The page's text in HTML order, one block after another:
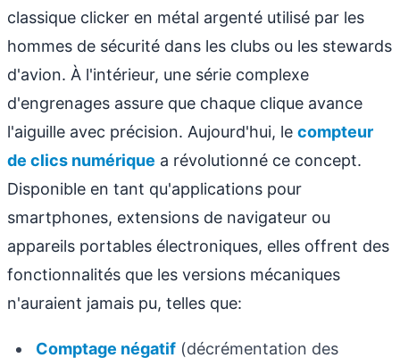
classique clicker en métal argenté utilisé par les
hommes de sécurité dans les clubs ou les stewards
d'avion. À l'intérieur, une série complexe
d'engrenages assure que chaque clique avance
l'aiguille avec précision. Aujourd'hui, le compteur
de clics numérique a révolutionné ce concept.
Disponible en tant qu'applications pour
smartphones, extensions de navigateur ou
appareils portables électroniques, elles offrent des
fonctionnalités que les versions mécaniques
n'auraient jamais pu, telles que:
Comptage négatif (décrémentation des